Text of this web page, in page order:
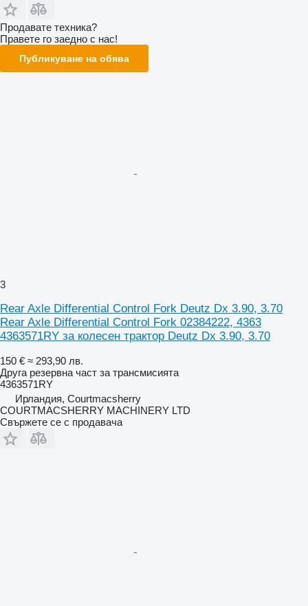
Продавате техника?
Правете го заедно с нас!
Публикуване на обява
3
Rear Axle Differential Control Fork Deutz Dx 3.90, 3.70
Rear Axle Differential Control Fork 02384222, 4363
4363571RY за колесен трактор Deutz Dx 3.90, 3.70
150 € ≈ 293,90 лв.
Друга резервна част за трансмисията
4363571RY
Ирландия, Courtmacsherry
COURTMACSHERRY MACHINERY LTD
Свържете се с продавача